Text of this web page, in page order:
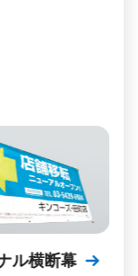
ル横断幕